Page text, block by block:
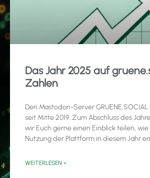
Das Jahr 2025 auf
Zahlen
Den Mastodon-Server
seit Mitte 2019. Zum Abschluss des
wir Euch gerne einen Einblick teilen,
Nutzung der Plattform in diesem Jahr
WEITERLESEN »